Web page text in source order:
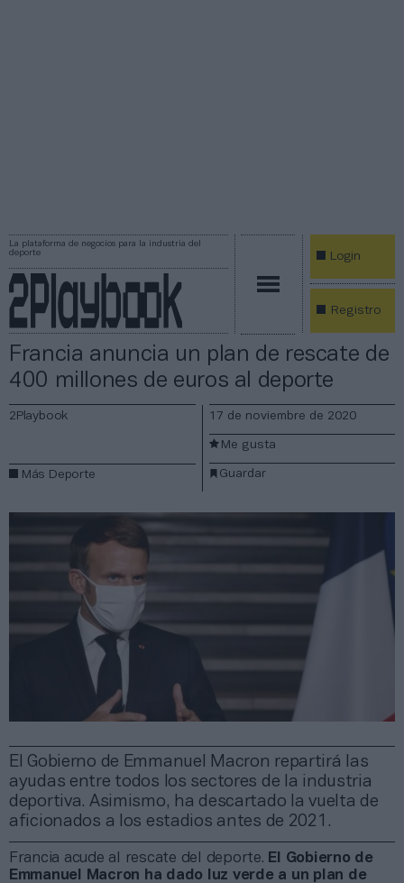
La plataforma de negocios para la industria del
deporte
Login
Registro
Francia anuncia un plan de rescate de
400 millones de euros al deporte
El Gobierno de Emmanuel Macron repartirá las
ayudas entre todos los sectores de la industria
deportiva. Asimismo, ha descartado la vuelta de
aficionados a los estadios antes de 2021.
2Playbook
Más Deporte
17 de noviembre de 2020
Guardar
Me gusta
Francia acude al rescate del deporte. El Gobierno de
Emmanuel Macron ha dado luz verde a un plan de